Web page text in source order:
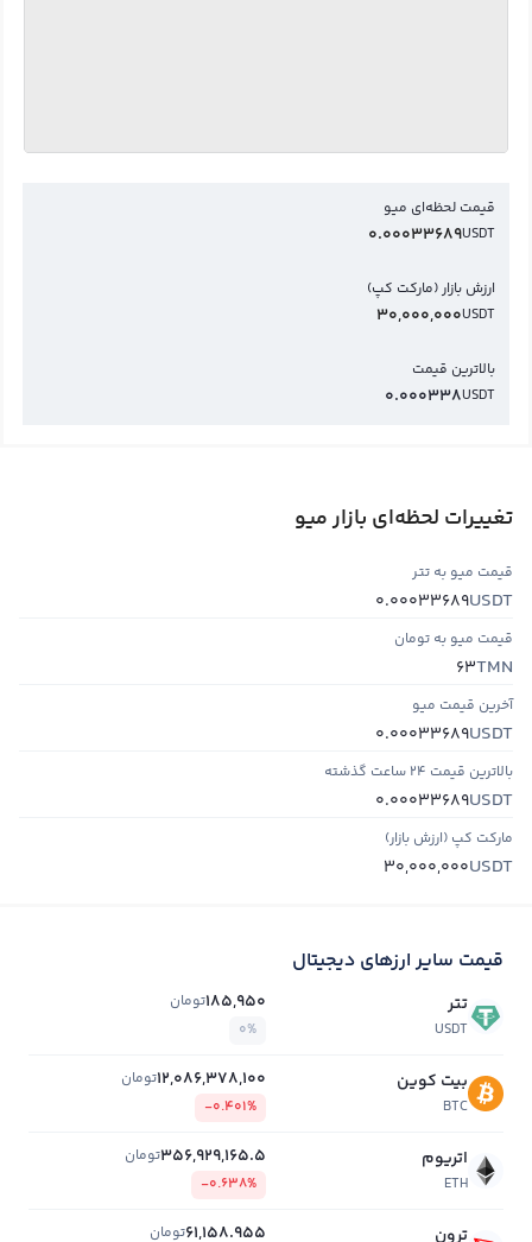
قیمت لحظه‌ای میو
USDT
0.00033689
ارزش بازار (مارکت کپ)
USDT
30,000,000
بالاترین قیمت
USDT
0.000338
تغییرات لحظه‌ای بازار میو
قیمت میو به تتر
USDT
0.00033689
قیمت میو به تومان
TMN
63
آخرین قیمت میو
USDT
0.00033689
بالاترین قیمت ۲۴ ساعت گذشته
USDT
0.00033689
مارکت کپ (ارزش بازار)
USDT
30,000,000
قیمت سایر ارزهای دیجیتال
تتر
USDT
185,950تومان
0%
بیت کوین
BTC
12,086,378,100تومان
-0.401%
اتریوم
ETH
356,929,165.5تومان
-0.638%
ترون 61,158.955تومان